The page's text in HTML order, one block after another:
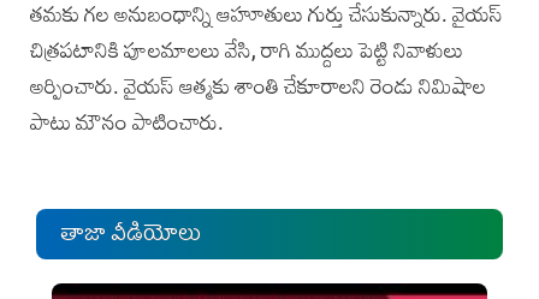
తమకు గల అనుబంధాన్ని ఆహూతులు గుర్తు చేసుకున్నారు. వైయస్
చిత్రపటానికి పూలమాలలు వేసి, రాగి ముద్దలు పెట్టి నివాళులు
అర్పించారు.‌ వైయస్‌ ఆత్మకు శాంతి చేకూరాలని రెండు నిమిషాల
పాటు మౌనం పాటించారు.
తాజా వీడియోలు